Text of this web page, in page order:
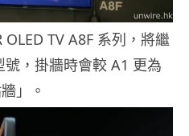
TV A8F 系列，將繼
，掛牆時會較 A1 更為
牆」。